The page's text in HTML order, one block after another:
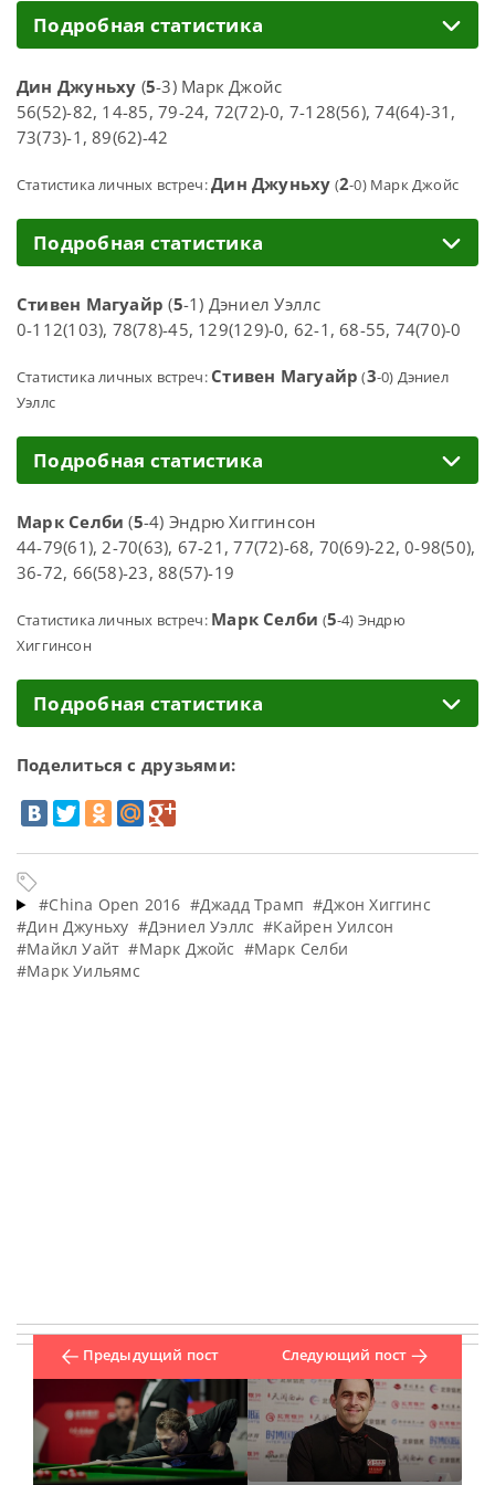
Подробная статистика
Дин Джуньху (5-3) Марк Джойс
56(52)-82, 14-85, 79-24, 72(72)-0, 7-128(56), 74(64)-31,
73(73)-1, 89(62)-42
Статистика личных встреч:Дин Джуньху (2-0) Марк Джойс
Подробная статистика
Стивен Магуайр (5-1) Дэниел Уэллс
0-112(103), 78(78)-45, 129(129)-0, 62-1, 68-55, 74(70)-0
Статистика личных встреч: Стивен Магуайр (3-0) Дэниел
Уэллс
Подробная статистика
Марк Селби (5-4) Эндрю Хиггинсон
44-79(61), 2-70(63), 67-21, 77(72)-68, 70(69)-22, 0-98(50),
36-72, 66(58)-23, 88(57)-19
Статистика личных встреч: Марк Селби (5-4) Эндрю
Хиггинсон
Подробная статистика
Поделиться с друзьями:
#China Open 2016 #Джадд Трамп #Джон Хиггинс
#Дин Джуньху #Дэниел Уэллс #Кайрен Уилсон
#Майкл Уайт #Марк Джойс #Марк Селби
#Марк Уильямс
Предыдущий пост Следующий пост